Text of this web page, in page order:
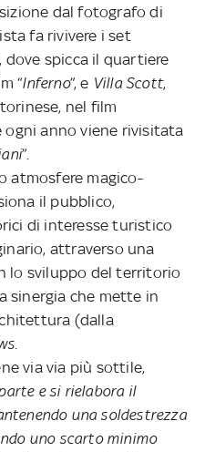
dal fotografo di
fa rivivere i set
dove spicca il quartiere
“Inferno”, e Villa Scott,
nel film
ogni anno viene rivisitata
”.
atmosfere magico-
il pubblico,
di interesse turistico
attraverso una
lo sviluppo del territorio
sinergia che mette in
(dalla
.
via via più sottile,
e si rielabora il
una soldestrezza
uno scarto minimo